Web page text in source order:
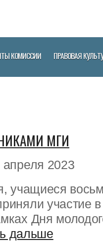
КОМИССИИ ПРАВОВАЯ
МГИ
2023
учащиеся
участие
Дня
дальше